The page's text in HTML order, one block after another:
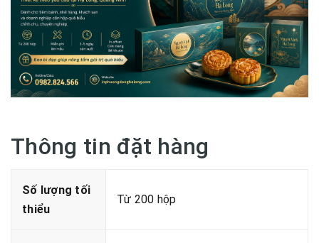
Thông tin đặt hàng
Số lượng tối
thiểu
Từ 200 hộp